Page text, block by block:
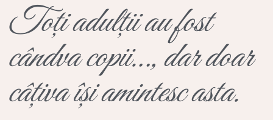
Toți adulții au fost
cândva copii…, dar doar
câțiva își amintesc asta.